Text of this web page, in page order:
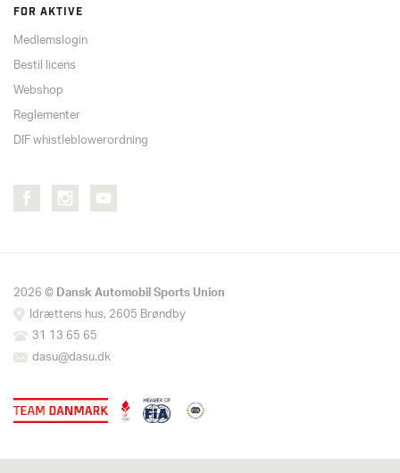
FOR AKTIVE
Medlemslogin
Bestil licens
Webshop
Reglementer
DIF whistleblowerordning
2026 ©Dansk Automobil Sports Union
Idrættens hus, 2605 Brøndby
31 13 65 65
dasu@dasu.dk